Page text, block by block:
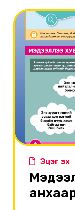
Эцэг эх